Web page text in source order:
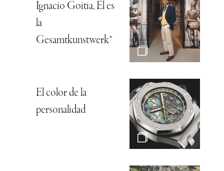
Ignacio Goitia, Él es
la
Gesamtkunstwerk*
El color de la
personalidad